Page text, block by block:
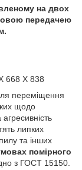
на двох
передачею
668 Х 838
переміщення
щодо
липких
та інших
помірного
з ГОСТ 15150.